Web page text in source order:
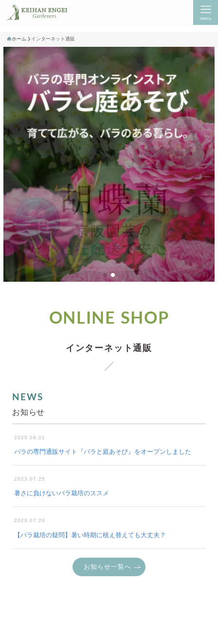
menu
ホーム インターネット通販
ONLINE SHOP
インターネット通販
NEWS
お知らせ
2025.08.01
バラの専門通販サイト『バラと庭あそび』をオープンしました
2023.07.25
暑さに負けないバラ栽培のススメ
2023.07.20
【バラ栽培の疑問】暑い時期に植え替えても大丈夫？
お知らせ一覧へ